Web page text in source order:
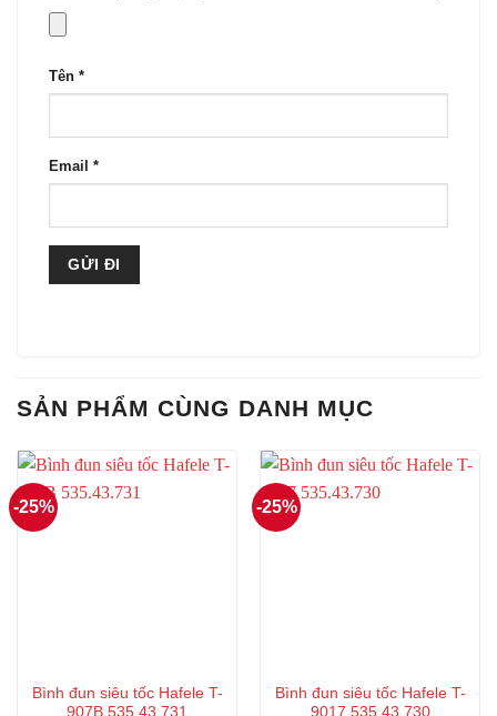
Tên *
Email *
SẢN PHẨM CÙNG DANH MỤC
-25%
Bình đun siêu tốc Hafele T-
907B 535.43.731
-25%
Bình đun siêu tốc Hafele T-
9017 535.43.730